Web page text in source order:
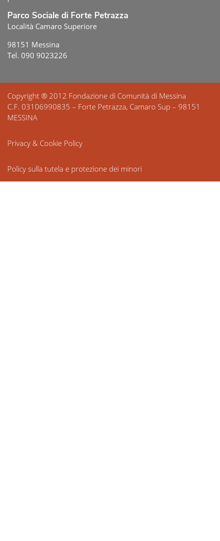
Parco Sociale di Forte Petrazza
Località Camaro Superiore
98151 Messina
Tel. 090 9023226
Copyright ® 2012 Fondazione di Comunità di Messina
C.F. 03106990835 – Forte Petrazza, Camaro Sup – 98151
MESSINA
Privacy & Cookie Policy
Policy sulla tutela e protezione dei minori